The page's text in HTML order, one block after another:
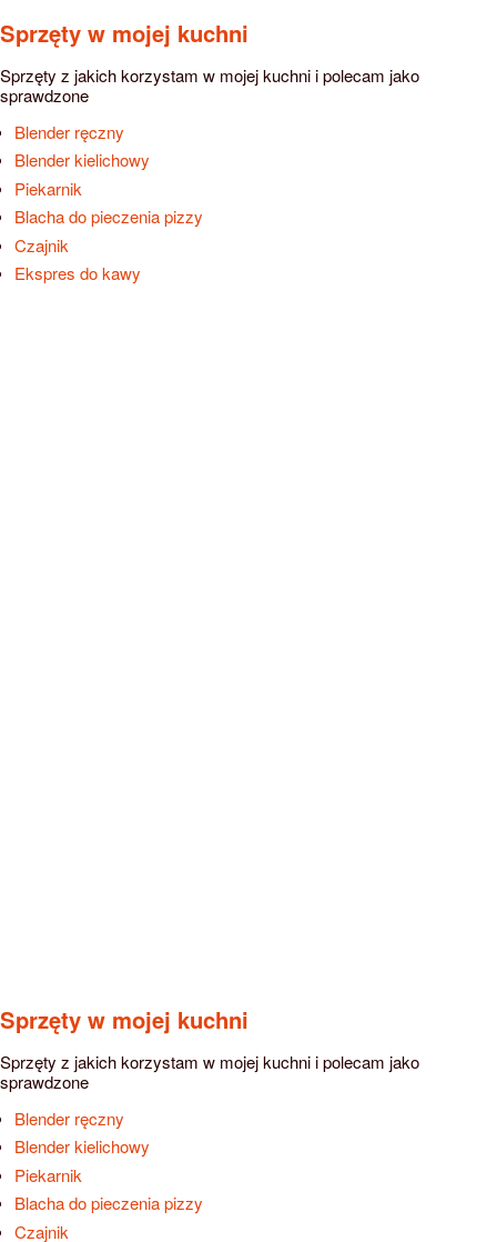
Sprzęty w mojej kuchni
Sprzęty z jakich korzystam w mojej kuchni i polecam jako
sprawdzone
Blender ręczny
Blender kielichowy
Piekarnik
Blacha do pieczenia pizzy
Czajnik
Ekspres do kawy
Sprzęty w mojej kuchni
Sprzęty z jakich korzystam w mojej kuchni i polecam jako
sprawdzone
Blender ręczny
Blender kielichowy
Piekarnik
Blacha do pieczenia pizzy
Czajnik